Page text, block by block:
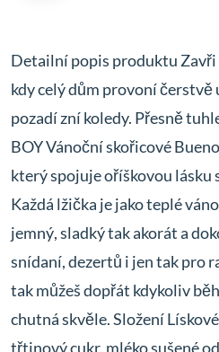
Detailní popis produktu Zavři
kdy celý dům provoní čerstvě
pozadí zní koledy. Přesně
BOY Vánoční skořicové
který spojuje oříškovou lásku
Každá lžička je jako teplé
jemný, sladký tak akorát a
snídaní, dezertů i jen tak pro
tak můžeš dopřát kdykoliv
chutná skvěle. Složení
třtinový cukr, mléko sušené